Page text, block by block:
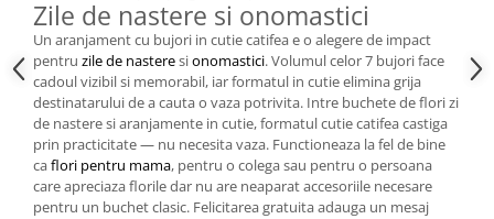
Zile de nastere si onomastici
Un aranjament cu bujori in cutie catifea e o alegere de impact
pentru zile de nasteresionomastici. Volumul celor 7 bujori face
cadoul vizibil si memorabil, iar formatul in cutie elimina grija
destinatarului de a cauta o vaza potrivita. Intre buchete de flori zi
de nastere si aranjamente in cutie, formatul cutie catifea castiga
prin practicitate — nu necesita vaza. Functioneaza la fel de bine
caflori pentru mama, pentru o colega sau pentru o persoana
care apreciaza florile dar nu are neaparat accesoriile necesare
pentru un buchet clasic. Felicitarea gratuita adauga un mesaj